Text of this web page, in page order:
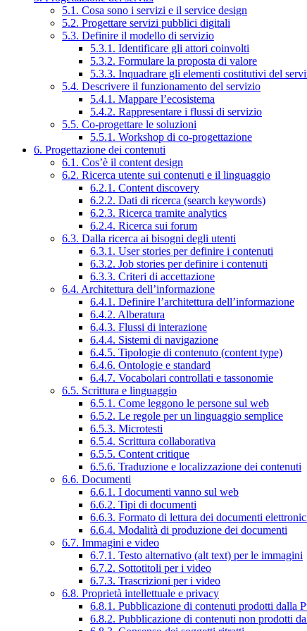
5.1. Cosa sono i servizi e il service design
5.2. Progettare servizi pubblici digitali
5.3. Definire il modello di servizio
5.3.1. Identificare gli attori coinvolti
5.3.2. Formulare la proposta di valore
5.3.3. Inquadrare gli elementi costitutivi del
5.4. Descrivere il funzionamento del servizio
5.4.1. Mappare l’ecosistema
5.4.2. Rappresentare i flussi di servizio
5.5. Co-progettare le soluzioni
5.5.1. Workshop di co-progettazione
6. Progettazione dei contenuti
6.1. Cos’è il content design
6.2. Ricerca utente sui contenuti e il linguaggio
6.2.1. Content discovery
6.2.2. Dati di ricerca (search keywords)
6.2.3. Ricerca tramite analytics
6.2.4. Ricerca sui forum
6.3. Dalla ricerca ai bisogni degli utenti
6.3.1. User stories per definire i contenuti
6.3.2. Job stories per definire i contenuti
6.3.3. Criteri di accettazione
6.4. Architettura dell’informazione
6.4.1. Definire l’architettura dell’informazione
6.4.2. Alberatura
6.4.3. Flussi di interazione
6.4.4. Sistemi di navigazione
6.4.5. Tipologie di contenuto (content type)
6.4.6. Ontologie e standard
6.4.7. Vocabolari controllati e tassonomie
6.5. Scrittura e linguaggio
6.5.1. Come leggono le persone sul web
6.5.2. Le regole per un linguaggio semplice
6.5.3. Microtesti
6.5.4. Scrittura collaborativa
6.5.5. Content critique
6.5.6. Traduzione e localizzazione dei contenuti
6.6. Documenti
6.6.1. I documenti vanno sul web
6.6.2. Tipi di documenti
6.6.3. Formato di lettura dei documenti
6.6.4. Modalità di produzione dei documenti
6.7. Immagini e video
6.7.1. Testo alternativo (alt text) per le immagini
6.7.2. Sottotitoli per i video
6.7.3. Trascrizioni per i video
6.8. Proprietà intellettuale e privacy
6.8.1. Pubblicazione di contenuti prodotti dalla
6.8.2. Pubblicazione di contenuti non prodotti